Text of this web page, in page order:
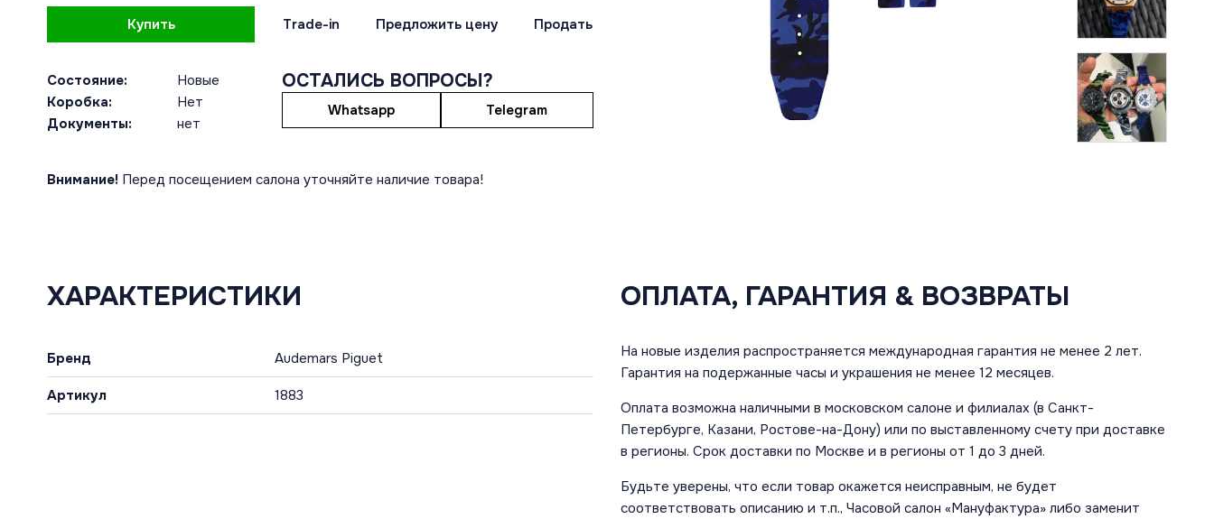
Купить Trade-in Предложить цену Продать
Состояние:
Новые
Коробка:
Нет
Документы:
нет
ОСТАЛИСЬ ВОПРОСЫ?
Whatsapp Telegram
Внимание! Перед посещением салона уточняйте наличие товара!
ХАРАКТЕРИСТИКИ
Бренд Audemars Piguet
Артикул 1883
ОПЛАТА, ГАРАНТИЯ & ВОЗВРАТЫ
На новые изделия распространяется международная гарантия не менее 2 лет.
Гарантия на подержанные часы и украшения не менее 12 месяцев.
Оплата возможна наличными в московском салоне и филиалах (в Санкт-
Петербурге, Казани, Ростове-на-Дону) или по выставленному счету при доставке
в регионы. Срок доставки по Москве и в регионы от 1 до 3 дней.
Будьте уверены, что если товар окажется неисправным, не будет
соответствовать описанию и т.п., Часовой салон «Мануфактура» либо заменит